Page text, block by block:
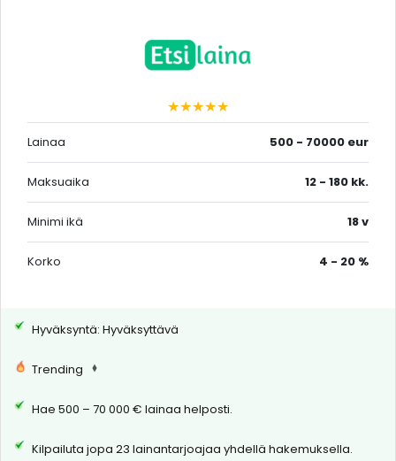
★★★★★
Lainaa 500 - 70000 eur
Maksuaika 12 - 180 kk.
Minimi ikä 18 v
Korko 4 - 20 %
Hyväksyntä: Hyväksyttävä
Trending
Hae 500 – 70 000 € lainaa helposti.
Kilpailuta jopa 23 lainantarjoajaa yhdellä hakemuksella.